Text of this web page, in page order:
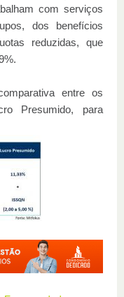
com serviços
dos benefícios
reduzidas, que
entre os
Presumido, para